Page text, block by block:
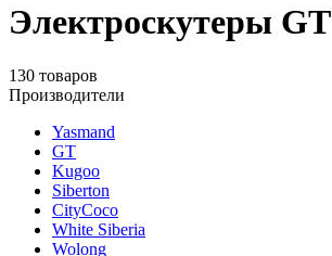
Электроскутеры GT
130 товаров
Производители
Yasmand
GT
Kugoo
Siberton
CityCoco
White Siberia
Wolong